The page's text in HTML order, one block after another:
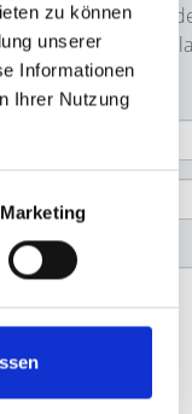
zu können
unserer
Informationen
Ihrer Nutzung
Marketing
möchten schnell
folgende